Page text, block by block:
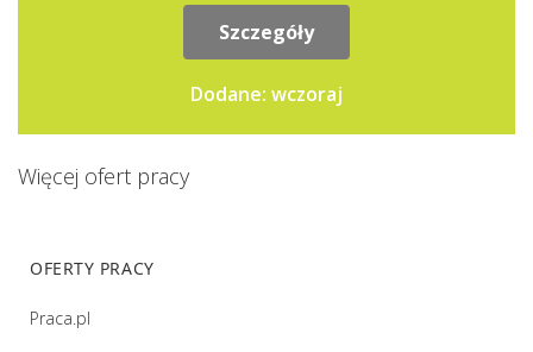
grupowego.Przygotowywanie...
Szczegóły
Dodane: wczoraj
Więcej ofert pracy
OFERTY PRACY
Praca.pl